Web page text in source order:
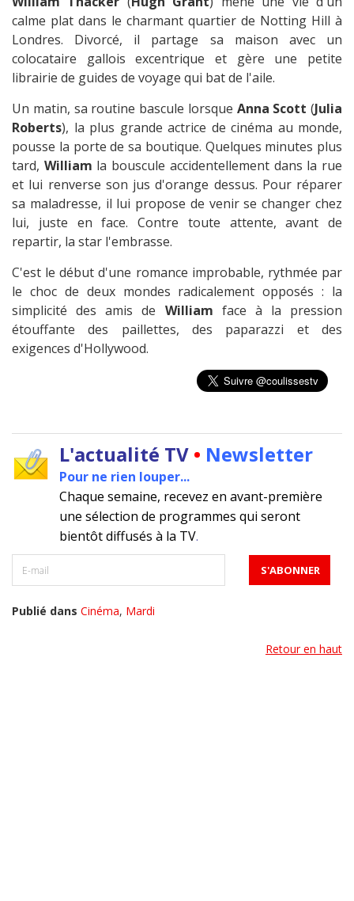
calme plat dans le charmant quartier de Notting Hill à
Londres. Divorcé, il partage sa maison avec un
colocataire gallois excentrique et gère une petite
librairie de guides de voyage qui bat de l'aile.
Un matin, sa routine bascule lorsque Anna Scott (Julia
Roberts), la plus grande actrice de cinéma au monde,
pousse la porte de sa boutique. Quelques minutes plus
tard, William la bouscule accidentellement dans la rue
et lui renverse son jus d'orange dessus. Pour réparer
sa maladresse, il lui propose de venir se changer chez
lui, juste en face. Contre toute attente, avant de
repartir, la star l'embrasse.
C'est le début d'une romance improbable, rythmée par
le choc de deux mondes radicalement opposés : la
simplicité des amis de William face à la pression
étouffante des paillettes, des paparazzi et des
exigences d'Hollywood.
L'actualité TV • Newsletter
Pour ne rien louper...
Chaque semaine, recevez en avant-première
une sélection de programmes qui seront
bientôt diffusés à la TV.
Publié dans Cinéma, Mardi
Retour en haut